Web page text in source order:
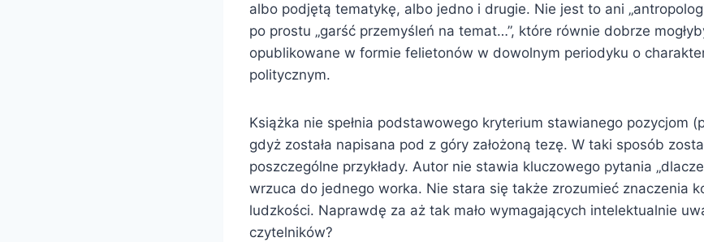
albo podjętą tematykę, albo jedno i drugie. Nie jest to ani
po prostu „garść przemyśleń na temat…”, które równie dobrze
opublikowane w formie felietonów w dowolnym periodyku o
politycznym.
Książka nie spełnia podstawowego kryterium stawianego pozycjom
gdyż została napisana pod z góry założoną tezę. W taki sposób
poszczególne przykłady. Autor nie stawia kluczowego pytania
wrzuca do jednego worka. Nie stara się także zrozumieć znaczenia
ludzkości. Naprawdę za aż tak mało wymagających intelektualnie
czytelników?